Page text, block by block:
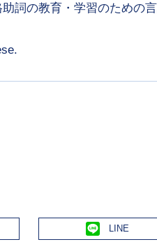
詞の教育・学習のための
Line